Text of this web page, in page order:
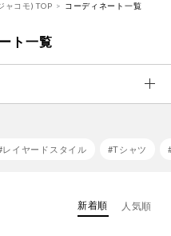
ャコモ) TOP コーディネート一覧
ト一覧
レイヤードスタイル #Tシャツ
新着順 人気順